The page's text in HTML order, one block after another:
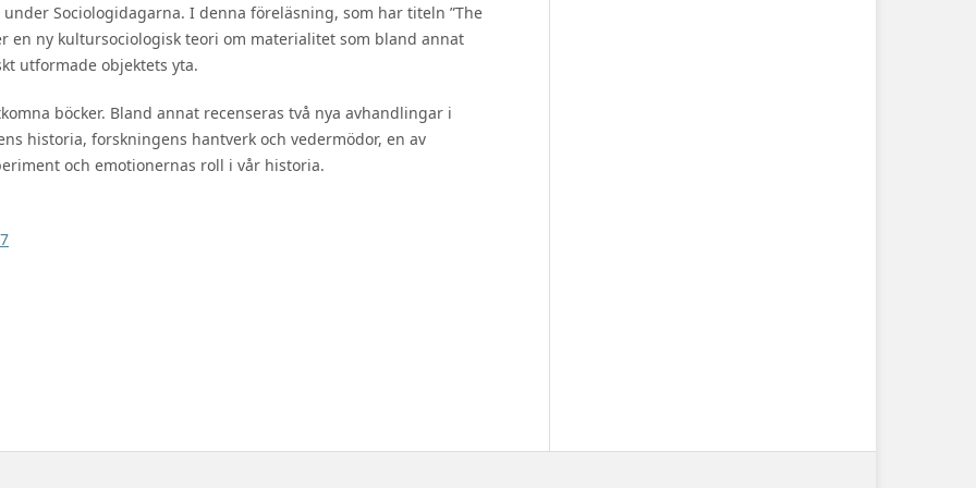
Sociologidagarna. I denna föreläsning, som har titeln ”The
en ny kultursociologisk teori om materialitet som bland annat
utformade objektets yta.
böcker. Bland annat recenseras två nya avhandlingar i
historia, forskningens hantverk och vedermödor, en av
och emotionernas roll i vår historia.